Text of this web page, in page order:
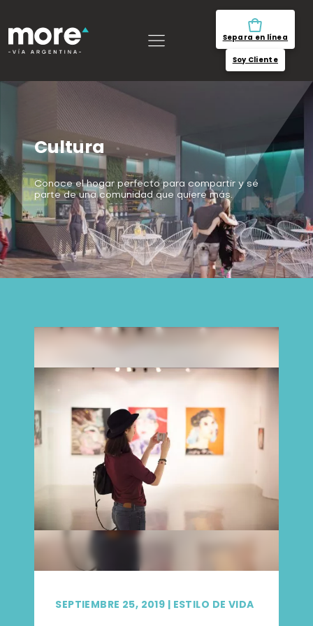
Separa en línea
Soy Cliente
Cultura
Conoce el hogar perfecto para compartir y sé
parte de una comunidad que quiere más.
SEPTIEMBRE 25, 2019 | ESTILO DE VIDA